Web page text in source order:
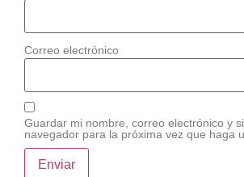
Correo electrónico
Guardar mi nombre, correo electrónico y
navegador para la próxima vez que haga